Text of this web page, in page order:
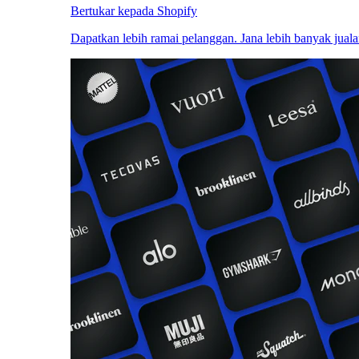
Bertukar kepada Shopify
Dapatkan lebih ramai pelanggan. Jana lebih banyak